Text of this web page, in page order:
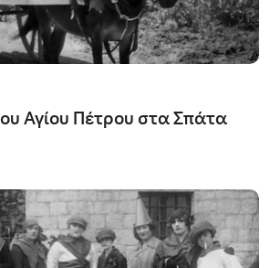
Αγίου Πέτρου στα Σπάτα